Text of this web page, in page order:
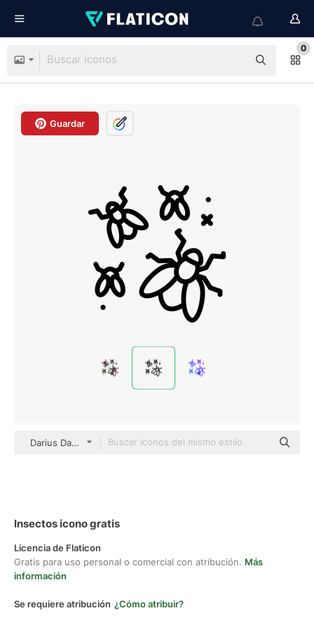
0
Guardar
Darius Dan Lineal
Insectos icono gratis
Licencia de Flaticon
Gratis para uso personal o comercial con atribución. Más
información
Se requiere atribución ¿Cómo atribuir?